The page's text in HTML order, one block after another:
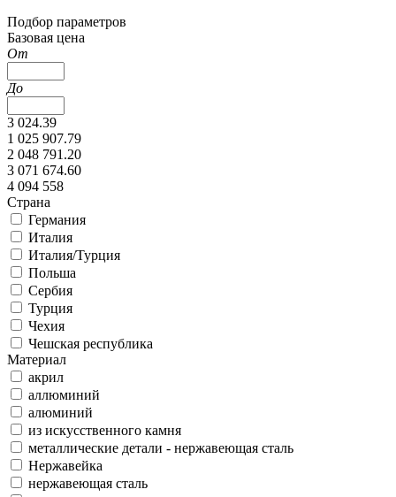
Подбор параметров
Базовая цена
От
До
3 024.39
1 025 907.79
2 048 791.20
3 071 674.60
4 094 558
Страна
Германия
Италия
Италия/Турция
Польша
Сербия
Турция
Чехия
Чешская республика
Материал
акрил
аллюминий
алюминий
из искусственного камня
металлические детали - нержавеющая сталь
Нержавейка
нержавеющая сталь